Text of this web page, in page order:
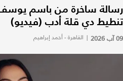
رسالة ساخرة من باسم يوسف
تنطيط دي قلة أدب (فيديو)
09 آب 2026 | القاهرة - أحمد إبراهيم